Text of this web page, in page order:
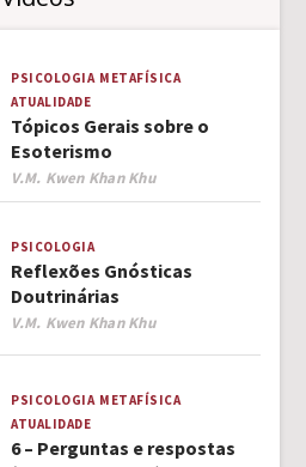
PSICOLOGIA METAFÍSICA
ATUALIDADE
Tópicos Gerais sobre o
Esoterismo
Author
V.M. Kwen Khan Khu
PSICOLOGIA
Reflexões Gnósticas
Doutrinárias
Author
V.M. Kwen Khan Khu
PSICOLOGIA METAFÍSICA
ATUALIDADE
6 – Perguntas e respostas